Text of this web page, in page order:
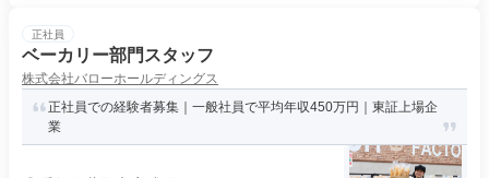
正社員
ベーカリー部門スタッフ
株式会社バローホールディングス
正社員での経験者募集｜一般社員で平均年収450万円｜東証上場企
業